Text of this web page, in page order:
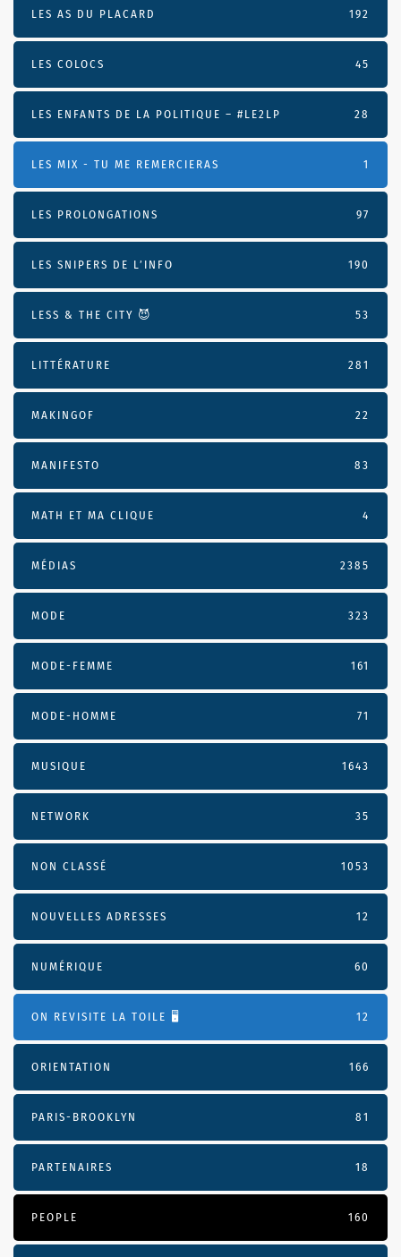
LES AS DU PLACARD 192
LES COLOCS 45
LES ENFANTS DE LA POLITIQUE – #LE2LP 28
LES MIX - TU ME REMERCIERAS 1
LES PROLONGATIONS 97
LES SNIPERS DE L’INFO 190
LESS & THE CITY 😈 53
LITTÉRATURE 281
MAKINGOF 22
MANIFESTO 83
MATH ET MA CLIQUE 4
MÉDIAS 2385
MODE 323
MODE-FEMME 161
MODE-HOMME 71
MUSIQUE 1643
NETWORK 35
NON CLASSÉ 1053
NOUVELLES ADRESSES 12
NUMÉRIQUE 60
ON REVISITE LA TOILE 🖥️ 12
ORIENTATION 166
PARIS-BROOKLYN 81
PARTENAIRES 18
PEOPLE 160